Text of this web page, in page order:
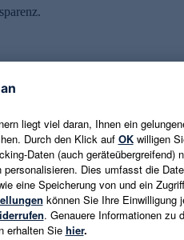
E-Mail-Adresse eingeben
Es gelten die Datenschutzrichtlinien